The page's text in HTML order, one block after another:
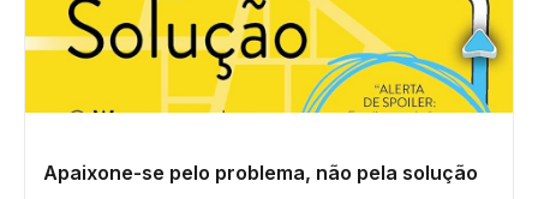
Apaixone-se pelo problema, não pela solução